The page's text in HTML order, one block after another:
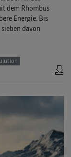
dem Rhombus
Energie. Bis
davon